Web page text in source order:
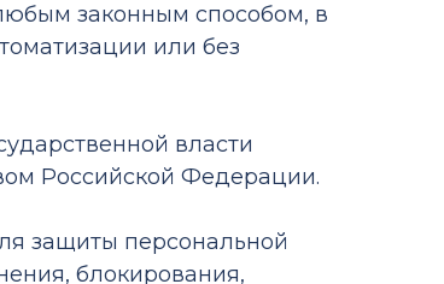
законным способом, в
или без
власти
Российской Федерации.
защиты персональной
блокирования,